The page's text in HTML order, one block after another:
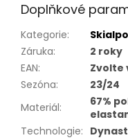
Doplňkové
Kategorie:
Záruka:
2 roky
EAN:
Zvolte
Sezóna:
23/24
Materiál:
67%
Technologie: